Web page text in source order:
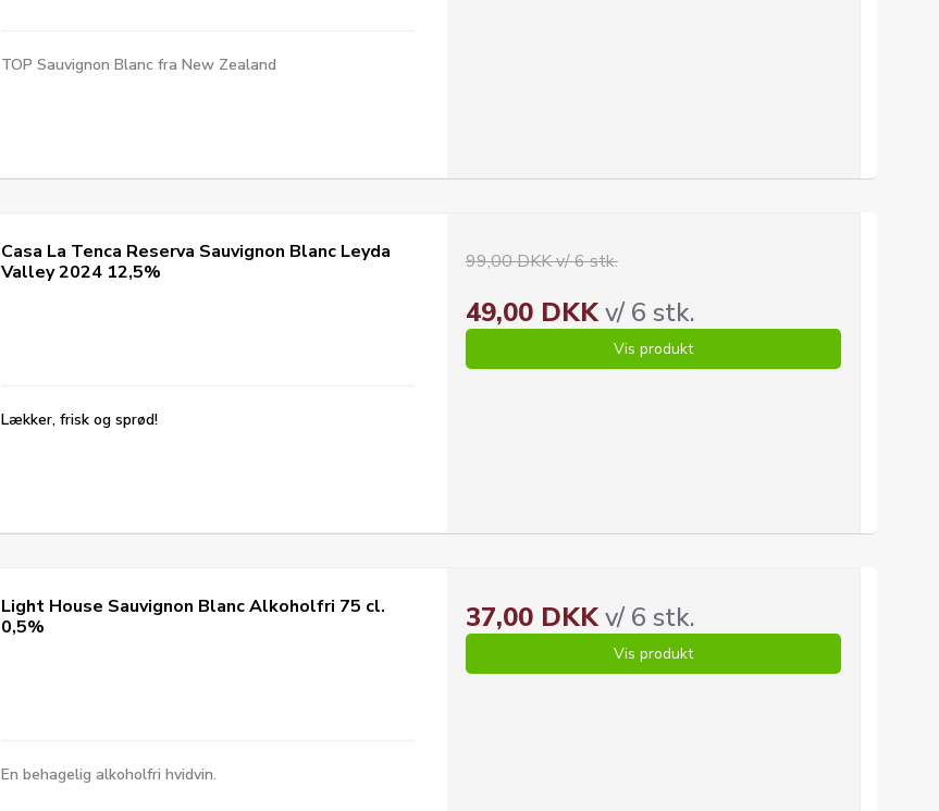
TOP Sauvignon Blanc fra New Zealand
Casa La Tenca Reserva Sauvignon Blanc Leyda
Valley 2024 12,5%
Lækker, frisk og sprød!
99,00 DKK v/ 6 stk.
49,00 DKKv/ 6 stk.
Vis produkt
Light House Sauvignon Blanc Alkoholfri 75 cl.
0,5%
En behagelig alkoholfri hvidvin.
37,00 DKKv/ 6 stk.
Vis produkt